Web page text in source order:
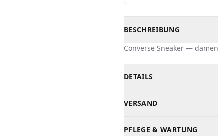
BESCHREIBUNG
Converse Sneaker — damen
DETAILS
Modell
VERSAND
PFLEGE & WARTUNG